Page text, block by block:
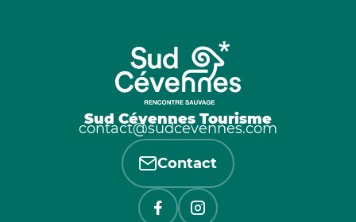
Sud Cévennes Tourisme
contact@sudcevennes.com
Contact